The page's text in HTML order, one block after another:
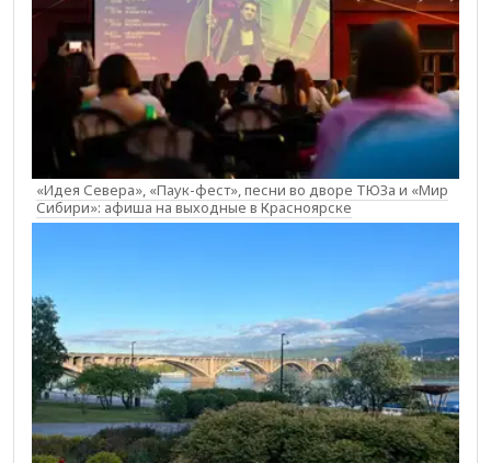
«Идея Севера», «Паук-фест», песни во дворе ТЮЗа и «Мир
Сибири»: афиша на выходные в Красноярске